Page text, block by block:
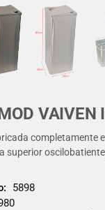
VAIVEN
5898
completamente
superior